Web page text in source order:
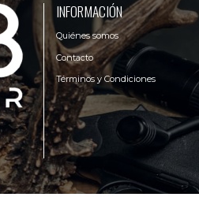
INFORMACIÓN
Quiénes somos
Contacto
Términos y Condiciones